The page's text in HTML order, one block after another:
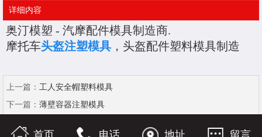
详细内容
奥汀模塑 - 汽摩配件模具制造商.
摩托车头盔注塑模具 ，头盔配件塑料模具制造
上一篇： 工人安全帽塑料模具
下一篇： 薄壁容器注塑模具
首页 电话 地址 留言